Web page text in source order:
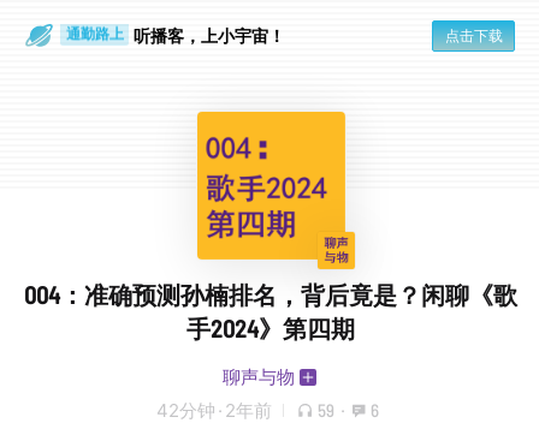
通勤路上 听播客，上小宇宙！ 点击下载
004：准确预测孙楠排名，背后竟是？闲聊《歌
手2024》第四期
聊声与物
42分钟 · 2年前 59 · 6